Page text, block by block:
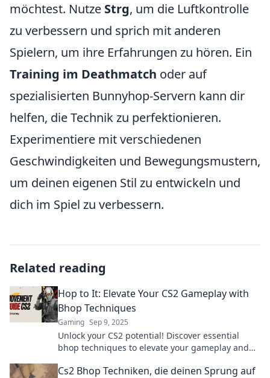
möchtest. Nutze Strg, um die Luftkontrolle
zu verbessern und sprich mit anderen
Spielern, um ihre Erfahrungen zu hören. Ein
Training im Deathmatch oder auf
spezialisierten Bunnyhop-Servern kann dir
helfen, die Technik zu perfektionieren.
Experimentiere mit verschiedenen
Geschwindigkeiten und Bewegungsmustern,
um deinen eigenen Stil zu entwickeln und
dich im Spiel zu verbessern.
Related reading
Hop to It: Elevate Your CS2 Gameplay with
Bhop Techniques
Gaming Sep 9, 2025
Unlock your CS2 potential! Discover essential
bhop techniques to elevate your gameplay and
Cs2 Bhop Techniken, die deinen Sprung auf